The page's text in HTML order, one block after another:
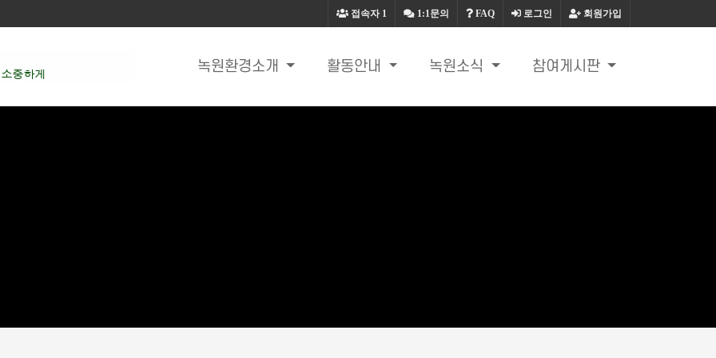
회원가입
로그인
FAQ
1:1문의
접속자1
녹원환경소개 활동안내 녹원소식 참여게시판